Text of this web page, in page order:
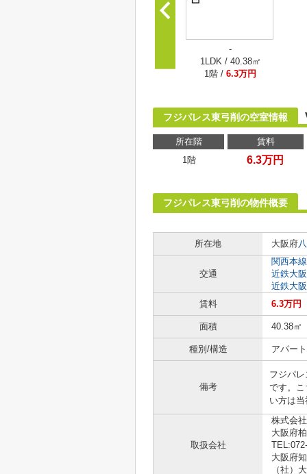
-
1LDK / 40.38㎡
1階 / 6.3万円
フジパレス東弓削の空室情報
所在階 賃料
1階
6.3万円
フジパレス東弓削の物件概要
所在地
大阪府
交通
関西本線
近鉄大
近鉄大
賃料
6.3万円
面積 40.38㎡
種別/構造 アパー
備考
フジパ
です。
い方は
取扱会社
株式会
大阪府
大阪府
（社）